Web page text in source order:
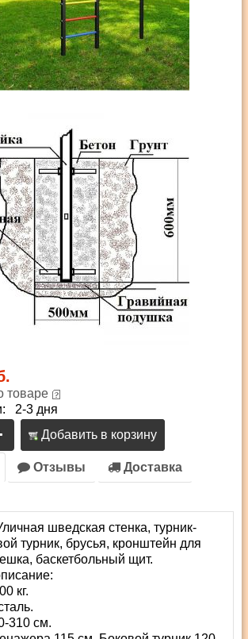
товаре
2-3 дня
Добавить в корзину
Отзывы Доставка
шведская стенка, турник-
турник, брусья, кронштейн для
баскетбольный щит.
кг.
310 см.